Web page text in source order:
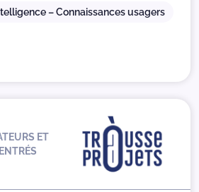
– Connaissances usagers
ET